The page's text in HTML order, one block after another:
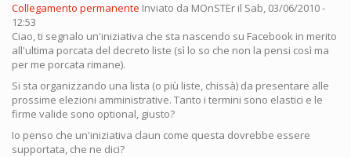
Collegamento permanente Inviato da MOnSTEr il Sab, 03/06/2010 -
12:53
Ciao, ti segnalo un'iniziativa che sta nascendo su Facebook in merito
all'ultima porcata del decreto liste (sì lo so che non la pensi così ma
per me porcata rimane).
Si sta organizzando una lista (o più liste, chissà) da presentare alle
prossime elezioni amministrative. Tanto i termini sono elastici e le
firme valide sono optional, giusto?
Io penso che un'iniziativa claun come questa dovrebbe essere
supportata, che ne dici?